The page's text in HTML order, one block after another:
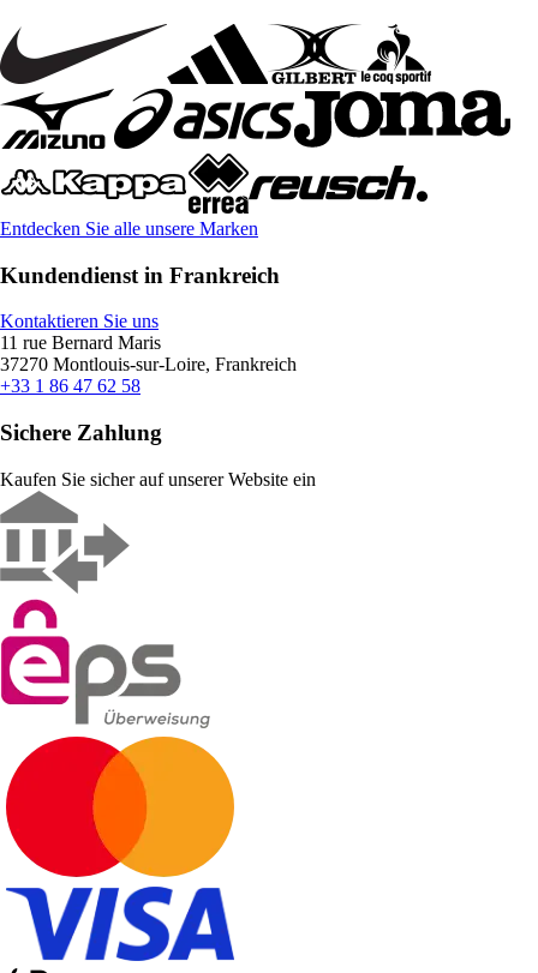
Entdecken Sie alle unsere Marken
Kundendienst in Frankreich
Kontaktieren Sie uns
11 rue Bernard Maris
37270 Montlouis-sur-Loire, Frankreich
+33 1 86 47 62 58
Sichere Zahlung
Kaufen Sie sicher auf unserer Website ein